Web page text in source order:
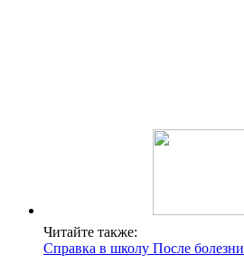
Читайте также:
Справка в школу После болезни